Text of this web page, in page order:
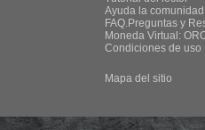
Ayuda la
FAQ.Preguntas y
Moneda Virtual:
Condiciones de uso
Mapa del sitio